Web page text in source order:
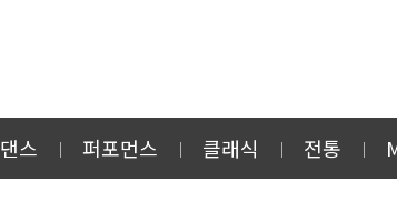
댄스 퍼포먼스 클래식 전통